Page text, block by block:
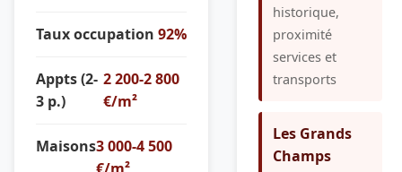
Taux occupation 92%
Appts (2-
3 p.)
2 200-2 800
€/m²
Maisons3 000-4 500
historique,
proximité
services et
transports
Les Grands
Champs